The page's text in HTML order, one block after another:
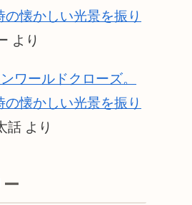
懐かしい光景を振り
より
ワールドクローズ。
懐かしい光景を振り
話 より